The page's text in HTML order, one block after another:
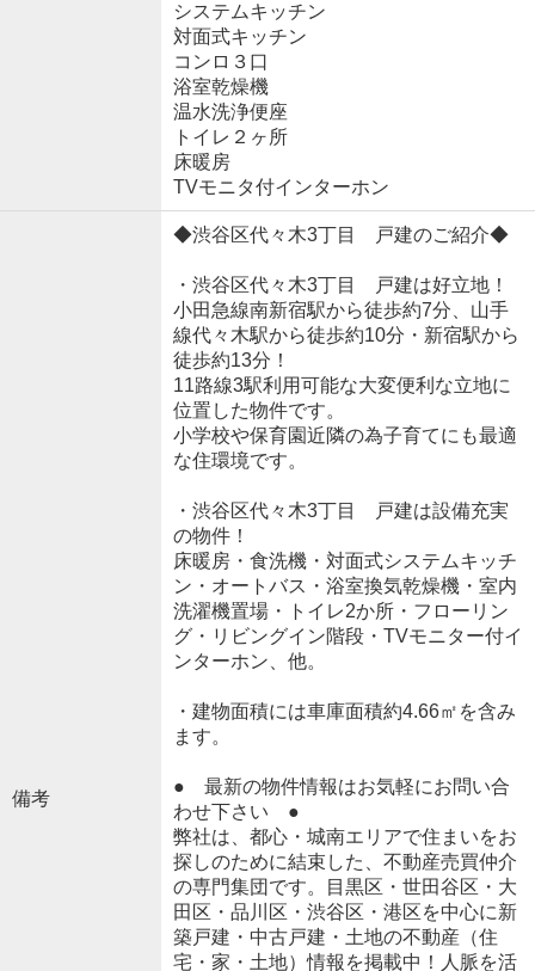
システムキッチン
対面式キッチン
コンロ３口
浴室乾燥機
温水洗浄便座
トイレ２ヶ所
床暖房
TVモニタ付インターホン
備考
◆渋谷区代々木3丁目 戸建のご紹介◆
・渋谷区代々木3丁目 戸建は好立地！
小田急線南新宿駅から徒歩約7分、山手
線代々木駅から徒歩約10分・新宿駅から
徒歩約13分！
11路線3駅利用可能な大変便利な立地に
位置した物件です。
小学校や保育園近隣の為子育てにも最適
な住環境です。
・渋谷区代々木3丁目 戸建は設備充実
の物件！
床暖房・食洗機・対面式システムキッチ
ン・オートバス・浴室換気乾燥機・室内
洗濯機置場・トイレ2か所・フローリン
グ・リビングイン階段・TVモニター付イ
ンターホン、他。
・建物面積には車庫面積約4.66㎡を含み
ます。
● 最新の物件情報はお気軽にお問い合
わせ下さい ●
弊社は、都心・城南エリアで住まいをお
探しのために結束した、不動産売買仲介
の専門集団です。目黒区・世田谷区・大
田区・品川区・渋谷区・港区を中心に新
築戸建・中古戸建・土地の不動産（住
宅・家・土地）情報を掲載中！人脈を活